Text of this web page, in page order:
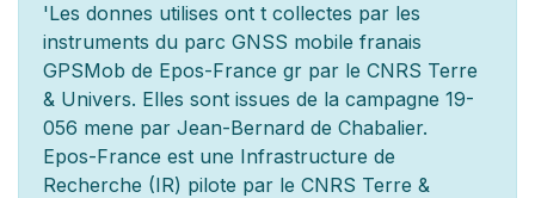
'Les donnes utilises ont t collectes par les
instruments du parc GNSS mobile franais
GPSMob de Epos-France gr par le CNRS Terre
& Univers. Elles sont issues de la campagne 19-
056 mene par Jean-Bernard de Chabalier.
Epos-France est une Infrastructure de
Recherche (IR) pilote par le CNRS Terre &